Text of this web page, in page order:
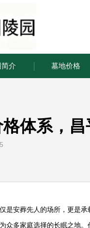
介 墓地价格
体系，
是安葬先人的场所，更是
众多家庭选择的长眠之地